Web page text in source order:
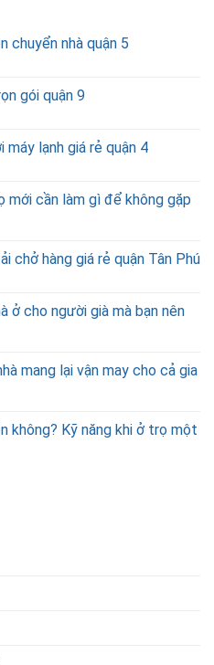
chuyển nhà quận 5
gói quận 9
máy lạnh giá rẻ quận 4
mới cần làm gì để không gặp
chở hàng giá rẻ quận Tân Phú
ở cho người già mà bạn nên
mang lại vận may cho cả gia
không? Kỹ năng khi ở trọ một